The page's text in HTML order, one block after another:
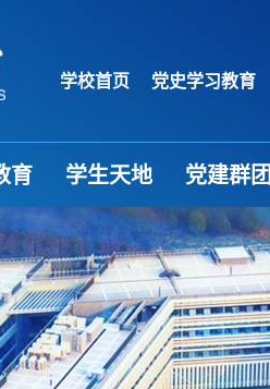
学校首页 党史学习教育
育 学生天地 党建群团